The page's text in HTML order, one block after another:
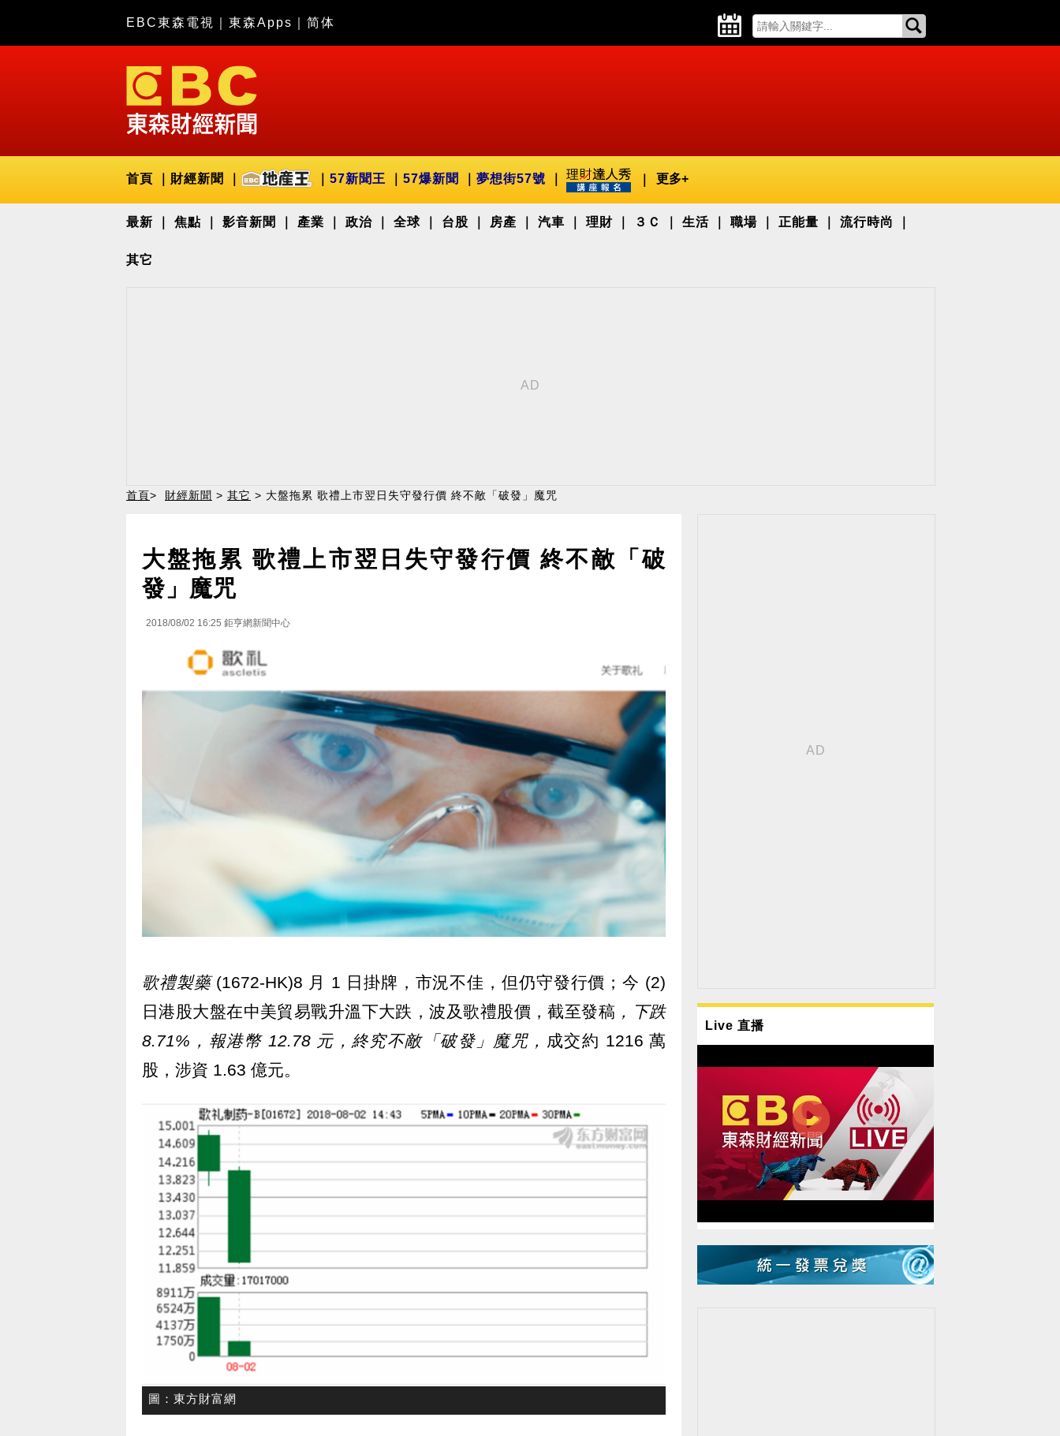
EBC東森電視 東森Apps 简体
首頁 財經新聞 57新聞王 57爆新聞 夢想街57號 更多+
最新 焦點 影音新聞 產業 政治 全球 台股 房產 汽車 理財 ３Ｃ 生活 職場 正能量 流行時尚
其它
首頁> 財經新聞 > 其它 > 大盤拖累 歌禮上市翌日失守發行價 終不敵「破發」魔咒
大盤拖累 歌禮上市翌日失守發行價 終不敵「破
發」魔咒
2018/08/02 16:25 鉅亨網新聞中心
歌禮製藥(1672-HK)8 月 1 日掛牌，市況不佳，但仍守發行價；今 (2)
日港股大盤在中美貿易戰升溫下大跌，波及歌禮股價，截至發稿 ，下跌
8.71%，報港幣 12.78 元，終究不敵「破發」魔咒， 成交約 1216 萬
股，涉資 1.63 億元。
圖：東方財富網
Live 直播